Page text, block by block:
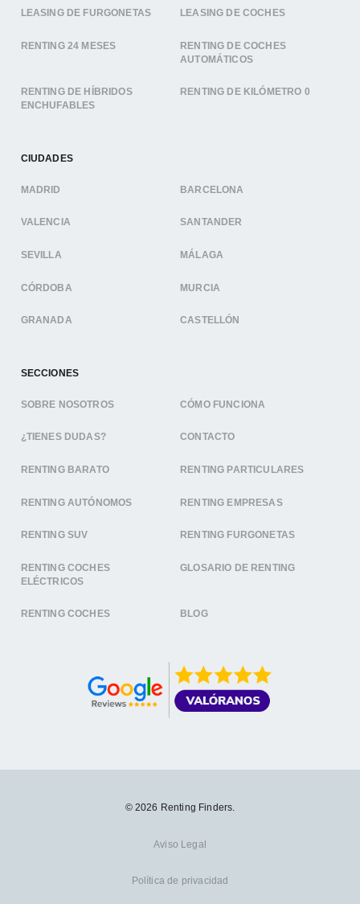
LEASING DE FURGONETAS LEASING DE COCHES
RENTING 24 MESES
RENTING DE COCHES
AUTOMÁTICOS
RENTING DE HÍBRIDOS
ENCHUFABLES
RENTING DE KILÓMETRO 0
CIUDADES
MADRID BARCELONA
VALENCIA SANTANDER
SEVILLA MÁLAGA
CÓRDOBA MURCIA
GRANADA CASTELLÓN
SECCIONES
SOBRE NOSOTROS CÓMO FUNCIONA
¿TIENES DUDAS? CONTACTO
RENTING BARATO RENTING PARTICULARES
RENTING AUTÓNOMOS RENTING EMPRESAS
RENTING SUV RENTING FURGONETAS
RENTING COCHES
ELÉCTRICOS
GLOSARIO DE RENTING
RENTING COCHES BLOG
© 2026 Renting Finders.
Aviso Legal
Política de privacidad